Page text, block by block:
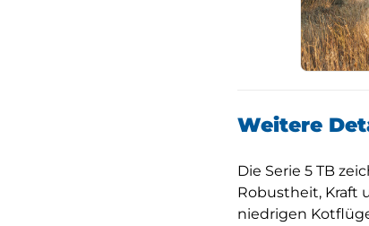
Weitere
Die Serie 5 TB
Robustheit, Kraft
niedrigen